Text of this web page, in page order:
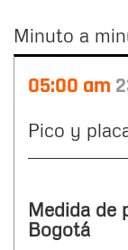
Minuto a
05:00 am
Pico y
Medida de
Bogotá